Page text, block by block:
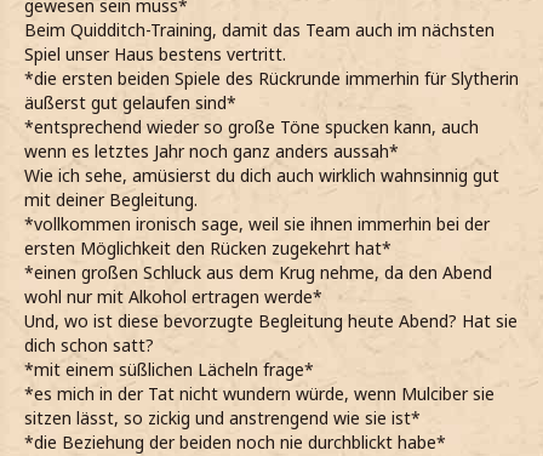
gewesen sein muss*
Beim Quidditch-Training, damit das Team auch im nächsten
Spiel unser Haus bestens vertritt.
*die ersten beiden Spiele des Rückrunde immerhin für Slytherin
äußerst gut gelaufen sind*
*entsprechend wieder so große Töne spucken kann, auch
wenn es letztes Jahr noch ganz anders aussah*
Wie ich sehe, amüsierst du dich auch wirklich wahnsinnig gut
mit deiner Begleitung.
*vollkommen ironisch sage, weil sie ihnen immerhin bei der
ersten Möglichkeit den Rücken zugekehrt hat*
*einen großen Schluck aus dem Krug nehme, da den Abend
wohl nur mit Alkohol ertragen werde*
Und, wo ist diese bevorzugte Begleitung heute Abend? Hat sie
dich schon satt?
*mit einem süßlichen Lächeln frage*
*es mich in der Tat nicht wundern würde, wenn Mulciber sie
sitzen lässt, so zickig und anstrengend wie sie ist*
*die Beziehung der beiden noch nie durchblickt habe*